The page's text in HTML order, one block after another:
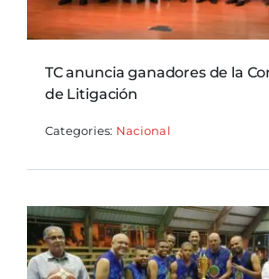
TC anuncia ganadores de la
de Litigación
Categories: Nacional